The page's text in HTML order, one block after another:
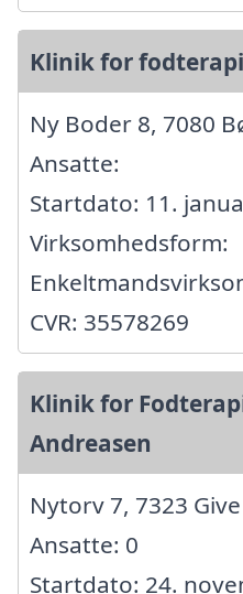
Klinik for
Ny Boder 8, 7080
Ansatte:
Startdato: 11.
Virksomhedsform:
CVR: 35578269
Klinik for
Andreasen
Nytorv 7, 7323 Give
Ansatte: 0
Startdato: 24.